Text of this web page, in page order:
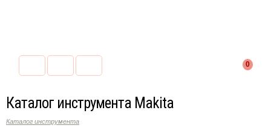
0
Каталог инструмента Makita
Каталог инструмента